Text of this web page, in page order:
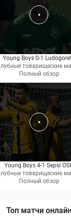
Young Boys 0-1
товарищеские
Полный обзор
Young Boys 4-1 Sepsi
товарищеские
Полный обзор
Топ матчи